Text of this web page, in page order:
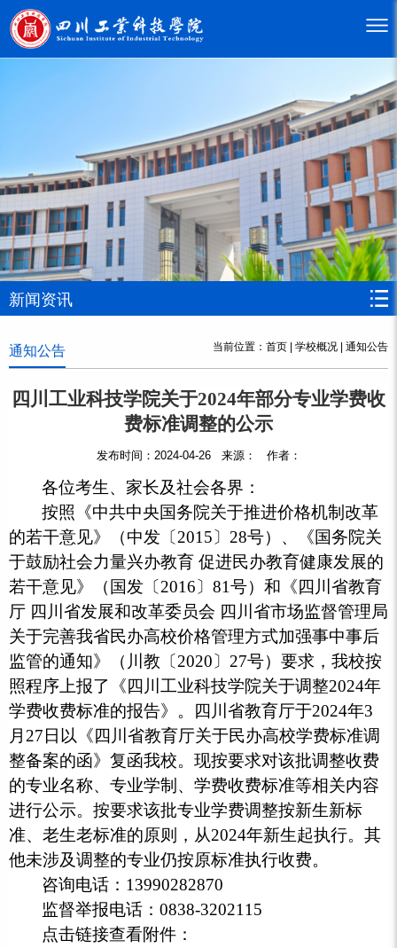
新闻资讯
通知公告 当前位置： 首页 | 学校概况 | 通知公告
四川工业科技学院关于2024年部分专业学费收
费标准调整的公示
发布时间：2024-04-26 来源： 作者：
各位考生、家长及社会各界：
按照《中共中央国务院关于推进价格机制改革
的若干意见》（中发〔2015〕28号）、《国务院关
于鼓励社会力量兴办教育 促进民办教育健康发展的
若干意见》（国发〔2016〕81号）和《四川省教育
厅 四川省发展和改革委员会 四川省市场监督管理局
关于完善我省民办高校价格管理方式加强事中事后
监管的通知》（川教〔2020〕27号）要求，我校按
照程序上报了《四川工业科技学院关于调整2024年
学费收费标准的报告》。四川省教育厅于2024年3
月27日以《四川省教育厅关于民办高校学费标准调
整备案的函》复函我校。现按要求对该批调整收费
的专业名称、专业学制、学费收费标准等相关内容
进行公示。按要求该批专业学费调整按新生新标
准、老生老标准的原则，从2024年新生起执行。其
他未涉及调整的专业仍按原标准执行收费。
咨询电话：13990282870
监督举报电话：0838-3202115
点击链接查看附件：